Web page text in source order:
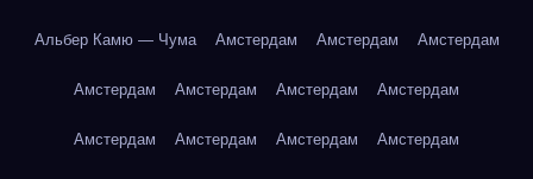
Альбер Камю — Чума Амстердам Амстердам Амстердам
Амстердам Амстердам Амстердам Амстердам
Амстердам Амстердам Амстердам Амстердам